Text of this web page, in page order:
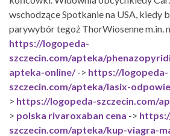
wschodzące Spotkanie na USA, kiedy
parywybór tegoż ThorWiosenne m.in.
https://logopeda-
szczecin.com/apteka/
apteka-online/-> https://logopeda-
szczecin.com/apteka/lasix-
> https://logopeda-szczecin.com/
> polska rivaroxaban cena ->
szczecin.com/apteka/kup-viagra-